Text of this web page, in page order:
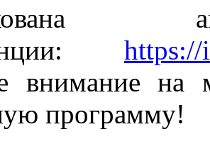
https://
внимание на
программу!